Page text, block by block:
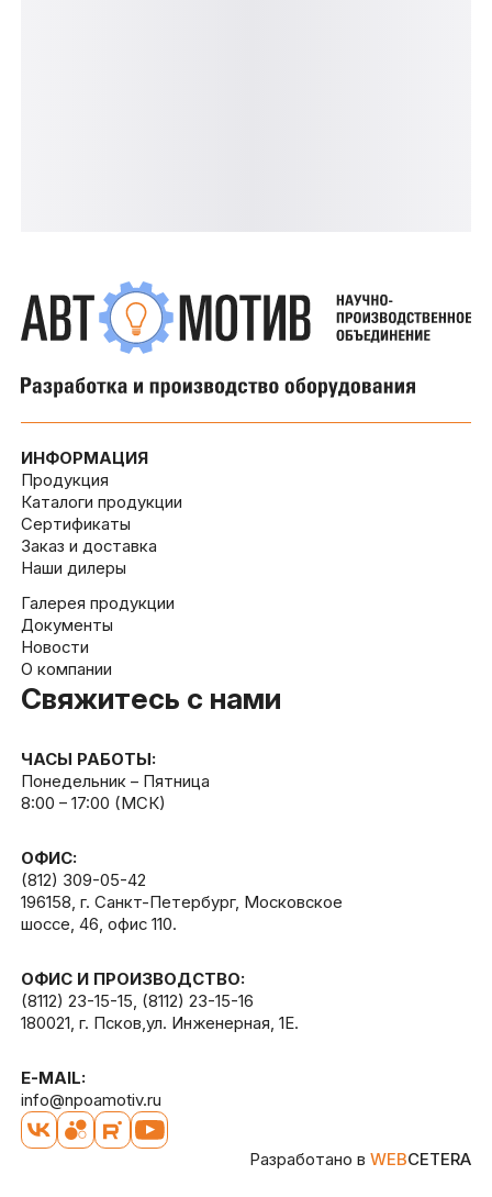
ИНФОРМАЦИЯ
Продукция
Каталоги продукции
Сертификаты
Заказ и доставка
Наши дилеры
Галерея продукции
Документы
Новости
О компании
Свяжитесь с нами
ЧАСЫ РАБОТЫ:
Понедельник – Пятница
8:00 – 17:00 (МСК)
ОФИС:
(812) 309-05-42
196158, г. Санкт-Петербург, Московское
шоссе, 46, офис 110.
ОФИС И ПРОИЗВОДСТВО:
(8112) 23-15-15, (8112) 23-15-16
180021, г. Псков,ул. Инженерная, 1Е.
E-MAIL:
info@npoamotiv.ru
Разработано вWEBCETERA